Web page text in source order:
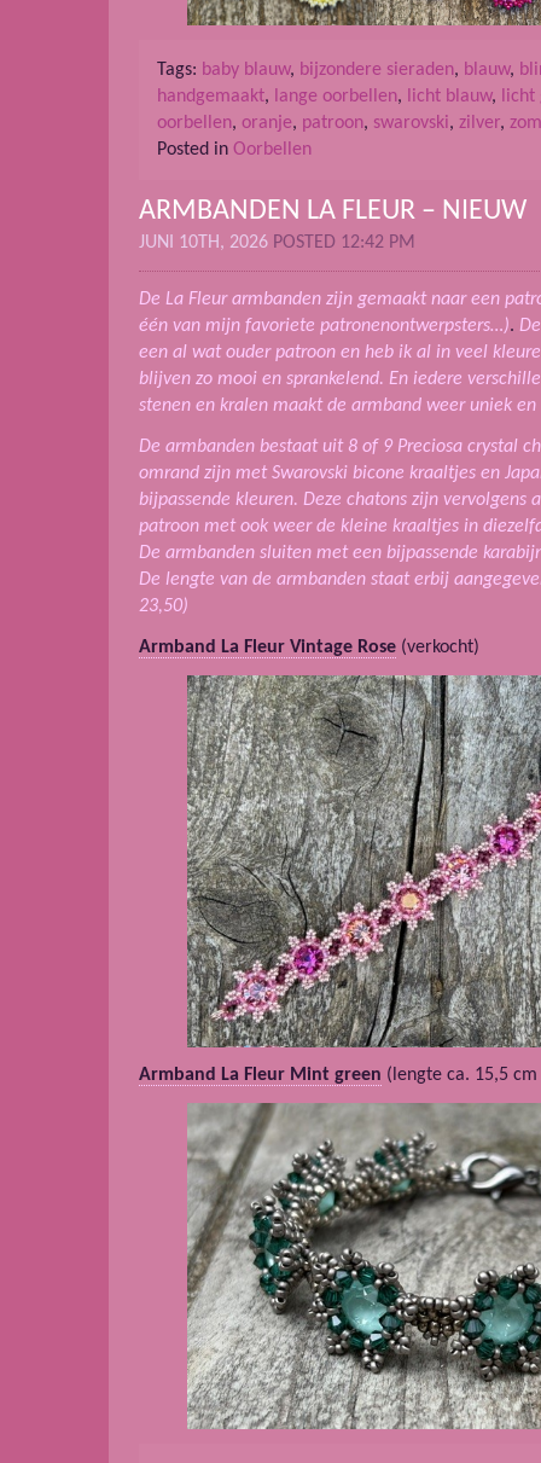
Tags: baby blauw, bijzondere sieraden, blauw,
handgemaakt, lange oorbellen, licht blauw,
licht
oorbellen, oranje, patroon, swarovski, zilver,
Posted in Oorbellen
ARMBANDEN LA FLEUR – NIEUW
JUNI 10TH, 2026 POSTED 12:42 PM
De La Fleur armbanden zijn gemaakt naar een
één van mijn favoriete patronenontwerpsters…).
een al wat ouder patroon en heb ik al in veel
blijven zo mooi en sprankelend. En iedere
stenen en kralen maakt de armband weer uniek en
De armbanden bestaat uit 8 of 9 Preciosa crystal
omrand zijn met Swarovski bicone kraaltjes en
bijpassende kleuren. Deze chatons zijn vervolgens
patroon met ook weer de kleine kraaltjes in
De armbanden sluiten met een bijpassende
De lengte van de armbanden staat erbij
23,50)
Armband La Fleur Vintage Rose (verkocht)
Armband La Fleur Mint green (lengte ca. 15,5